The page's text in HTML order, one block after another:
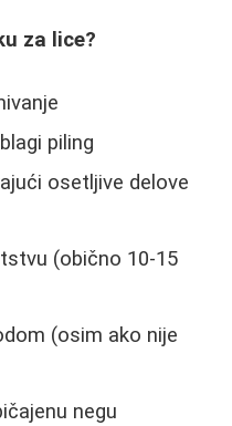
za lice?
piling
osetljive delove
(obično 10-15
(osim ako nije
negu